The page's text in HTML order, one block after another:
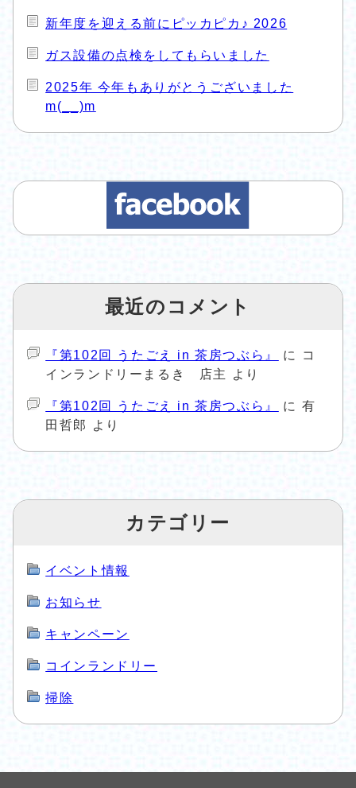
新年度を迎える前にピッカピカ♪ 2026
ガス設備の点検をしてもらいました
2025年 今年もありがとうございました
m(__)m
最近のコメント
『第102回 うたごえ in 茶房つぶら』 に
コ
インランドリーまるき 店主
より
『第102回 うたごえ in 茶房つぶら』 に 有
田哲郎
より
カテゴリー
イベント情報
お知らせ
キャンペーン
コインランドリー
掃除